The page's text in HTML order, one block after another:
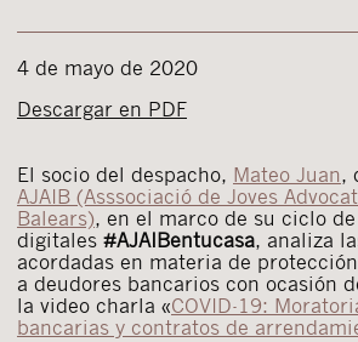
4 de mayo de 2020
Descargar en PDF
El socio del despacho, Mateo Juan,
AJAIB (Asssociació de Joves
Balears), en el marco de su ciclo
digitales #AJAIBentucasa, analiza
acordadas en materia de
a deudores bancarios con ocasión
la video charla «COVID-19:
bancarias y contratos de